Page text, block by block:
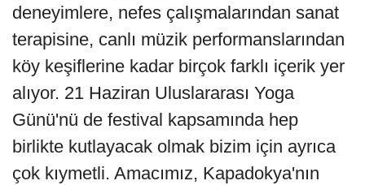
deneyimlere, nefes çalışmalarından sanat
terapisine, canlı müzik performanslarından
köy keşiflerine kadar birçok farklı içerik yer
alıyor. 21 Haziran Uluslararası Yoga
Günü'nü de festival kapsamında hep
birlikte kutlayacak olmak bizim için ayrıca
çok kıymetli. Amacımız, Kapadokya'nın